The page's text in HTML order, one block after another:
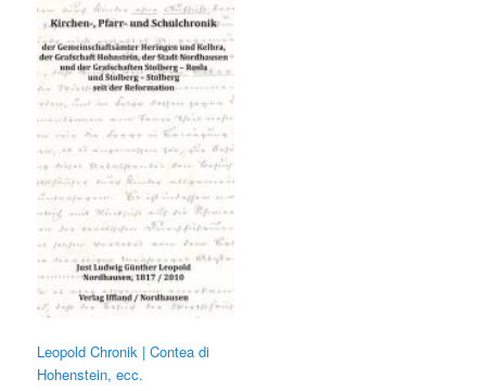
Leopold Chronik | Contea di
Hohenstein, ecc.